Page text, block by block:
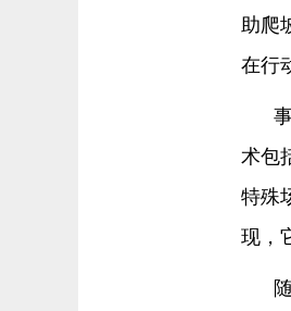
助爬
在行
术包
特殊
现，